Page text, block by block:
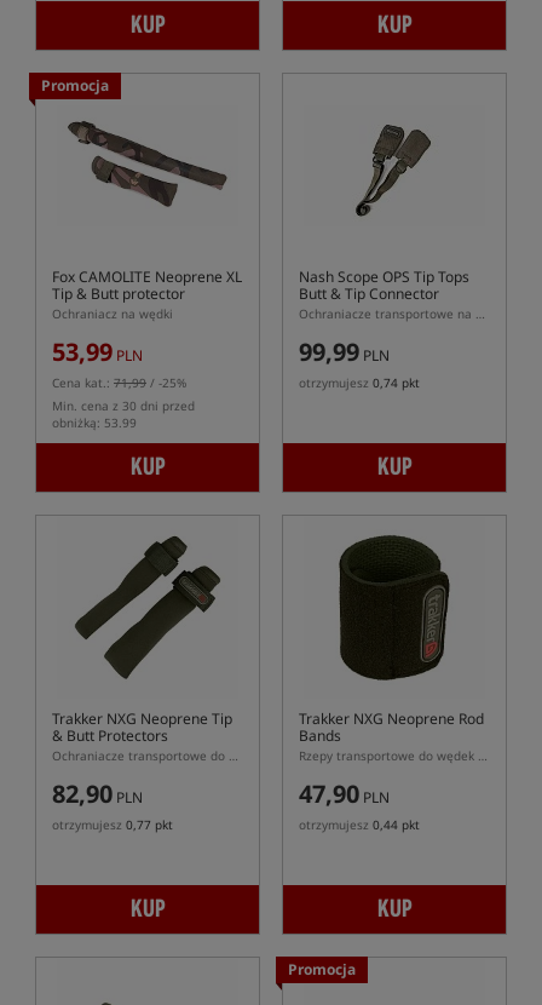
KUP KUP
Promocja
Fox CAMOLITE Neoprene XL
Tip & Butt protector
Ochraniacz na wędki
53,99 PLN
Cena kat.: 71,99 / -25%
Min. cena z 30 dni przed
obniżką: 53.99
KUP
Nash Scope OPS Tip Tops
Butt & Tip Connector
Ochraniacze transportowe na wędki
99,99 PLN
otrzymujesz 0,74 pkt
KUP
Trakker NXG Neoprene Tip
& Butt Protectors
Ochraniacze transportowe do wędki karpiowej
82,90 PLN
otrzymujesz 0,77 pkt
KUP
Trakker NXG Neoprene Rod
Bands
Rzepy transportowe do wędek karpiowych
47,90 PLN
otrzymujesz 0,44 pkt
KUP
Promocja